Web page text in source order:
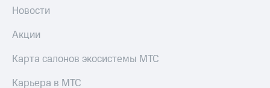
Новости
Акции
Карта салонов экосистемы МТС
Карьера в МТС